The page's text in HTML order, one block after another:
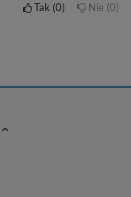
Tak 0 Nie 0